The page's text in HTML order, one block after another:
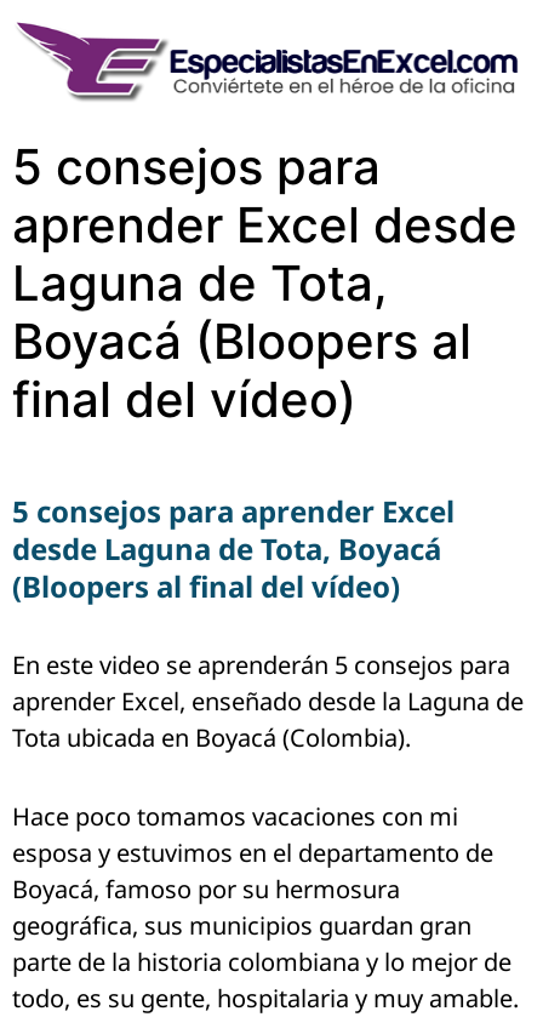
5 consejos para
aprender Excel desde
Laguna de Tota,
Boyacá (Bloopers al
final del vídeo)
5 consejos para aprender Excel
desde Laguna de Tota, Boyacá
(Bloopers al final del vídeo)
En este video se aprenderán 5 consejos para
aprender Excel, enseñado desde la Laguna de
Tota ubicada en Boyacá (Colombia).
Hace poco tomamos vacaciones con mi
esposa y estuvimos en el departamento de
Boyacá, famoso por su hermosura
geográfica, sus municipios guardan gran
parte de la historia colombiana y lo mejor de
todo, es su gente, hospitalaria y muy amable.